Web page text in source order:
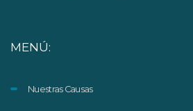
MENÚ:
Nuestras Causas